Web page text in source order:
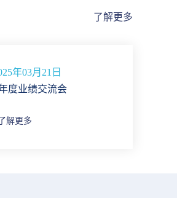
尿病患者的治疗选择，更标了解更多
年03月21日
度业绩交流会
解更多